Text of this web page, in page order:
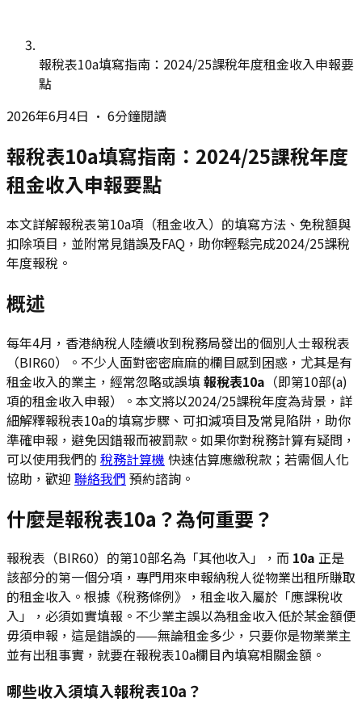
報稅表10a填寫指南：2024/25課稅年度租金收入申報要
點
2026年6月4日 • 6分鐘閱讀
報稅表10a填寫指南：2024/25課稅年度
租金收入申報要點
本文詳解報稅表第10a項（租金收入）的填寫方法、免稅額與
扣除項目，並附常見錯誤及FAQ，助你輕鬆完成2024/25課稅
年度報稅。
概述
每年4月，香港納稅人陸續收到稅務局發出的個別人士報稅表
（BIR60）。不少人面對密密麻麻的欄目感到困惑，尤其是有
租金收入的業主，經常忽略或誤填報稅表10a （即第10部(a)
項的租金收入申報）。本文將以2024/25課稅年度為背景，詳
細解釋報稅表10a的填寫步驟、可扣減項目及常見陷阱，助你
準確申報，避免因錯報而被罰款。如果你對稅務計算有疑問，
可以使用我們的 稅務計算機 快速估算應繳稅款；若需個人化
協助，歡迎 聯絡我們 預約諮詢。
什麼是報稅表10a？為何重要？
報稅表（BIR60）的第10部名為「其他收入」，而 10a 正是
該部分的第一個分項，專門用來申報納稅人從物業出租所賺取
的租金收入。根據《稅務條例》，租金收入屬於「應課稅收
入」，必須如實填報。不少業主誤以為租金收入低於某金額便
毋須申報，這是錯誤的——無論租金多少，只要你是物業業主
並有出租事實，就要在報稅表10a欄目內填寫相關金額。
哪些收入須填入報稅表10a？